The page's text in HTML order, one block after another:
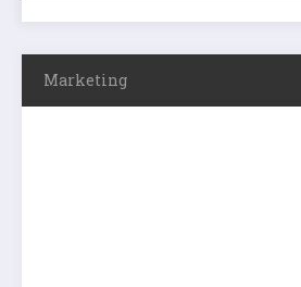
Marketing